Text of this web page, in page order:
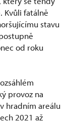
Kvůli fatálně
stavu
od roku
provoz na
hradním areálu
2021 až